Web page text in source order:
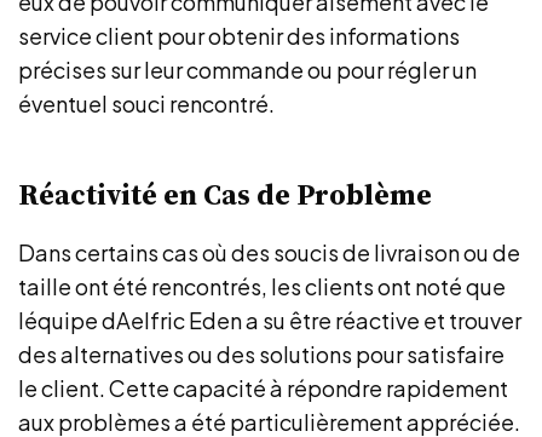
service client pour obtenir des informations
précises sur leur commande ou pour régler un
éventuel souci rencontré.
Réactivité en Cas de Problème
Dans certains cas où des soucis de livraison ou de
taille ont été rencontrés, les clients ont noté que
léquipe dAelfric Eden a su être réactive et trouver
des alternatives ou des solutions pour satisfaire
le client. Cette capacité à répondre rapidement
aux problèmes a été particulièrement appréciée.